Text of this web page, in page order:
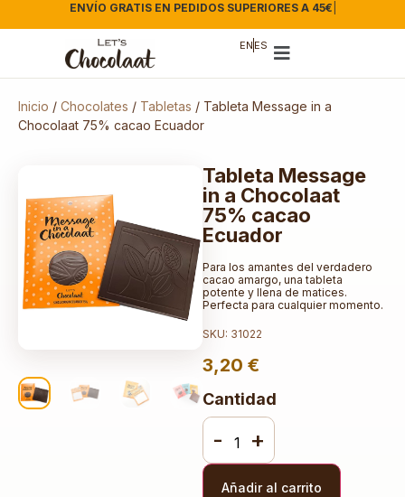
ENVÍO GRATIS EN PEDIDOS SUPERIORES A 45€
EN ES
Inicio / Chocolates / Tabletas / Tableta Message in a
Chocolaat 75% cacao Ecuador
Tableta Message
in a Chocolaat
75% cacao
Ecuador
Para los amantes del verdadero
cacao amargo, una tableta
potente y llena de matices.
Perfecta para cualquier momento.
SKU: 31022
3,20 €
Cantidad
- +
Añadir al carrito